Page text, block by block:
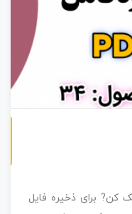
کن? برای ذخیره فایل